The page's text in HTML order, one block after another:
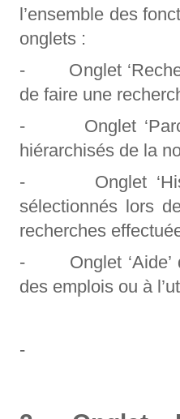
l’ensemble des
onglets :
- Onglet
de faire une
- Onglet
hiérarchisés de la
- Onglet
sélectionnés lors
recherches
- Onglet ‘Aide’
des emplois ou à
-